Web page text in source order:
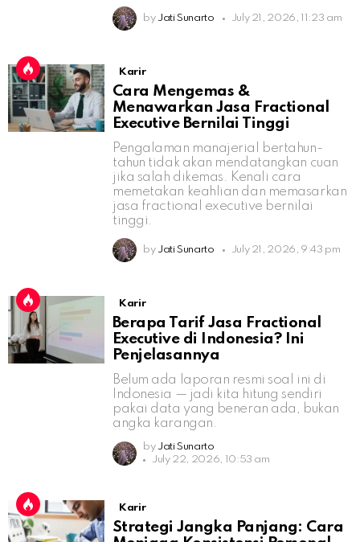
by Jati Sunarto July 21, 2026, 11:23 am
Karir
Cara Mengemas &
Menawarkan Jasa Fractional
Executive Bernilai Tinggi
Pengalaman manajerial bertahun-
tahun tidak akan mendatangkan cuan
jika salah dikemas. Kenali cara
memetakan keahlian dan memasarkan
jasa fractional executive bernilai
tinggi.
by Jati Sunarto July 21, 2026, 9:43 pm
Karir
Berapa Tarif Jasa Fractional
Executive di Indonesia? Ini
Penjelasannya
Belum ada laporan resmi soal ini di
Indonesia — jadi kita hitung sendiri
pakai data yang beneran ada, bukan
angka karangan.
by Jati Sunarto
July 22, 2026, 10:53 am
Karir
Strategi Jangka Panjang: Cara